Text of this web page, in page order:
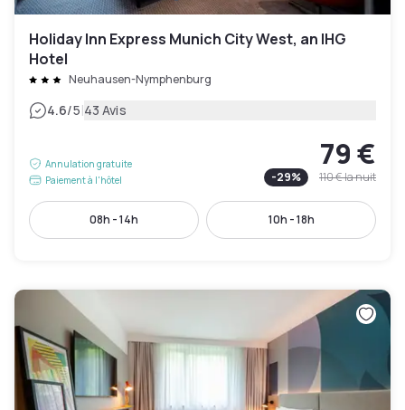
Holiday Inn Express Munich City West, an IHG
Hotel
Neuhausen-Nymphenburg
4.6/5|43 Avis
Annulation gratuite
Paiement à l'hôtel
79 €
-29% 110 €la nuit
08h - 14h 10h - 18h